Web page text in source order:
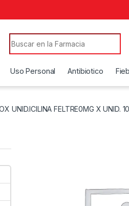
Search for:
Uso Personal Antibiotico
UNID.ICILINA FELTRE0MG X UNID.